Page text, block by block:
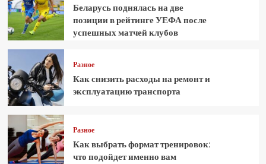
Беларусь поднялась на две
позиции в рейтинге УЕФА после
успешных матчей клубов
Разное
Как снизить расходы на ремонт и
эксплуатацию транспорта
Разное
Как выбрать формат тренировок:
что подойдет именно вам